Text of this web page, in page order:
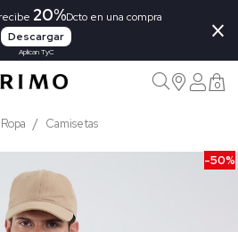
20%Dcto en una compra
Descargar
Aplican TyC
×
0
Ropa Camisetas
-50%